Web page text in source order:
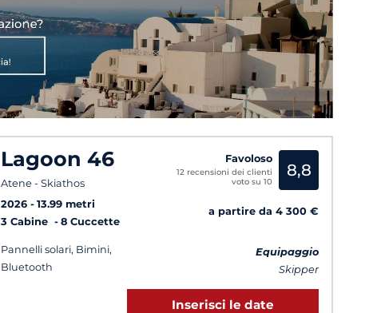
Lagoon 46
Atene - Skiathos
2026
13.99 metri
3 Cabine
8 Cuccette
Pannelli solari, Bimini,
Bluetooth
Favoloso
12 recensioni dei clienti
voto su 10
8,8
a partire da 4 300 €
Equipaggio
Skipper
Inserisci le date